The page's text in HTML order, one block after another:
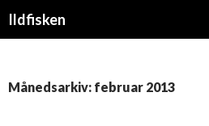
Ildfisken
Månedsarkiv: februar 2013